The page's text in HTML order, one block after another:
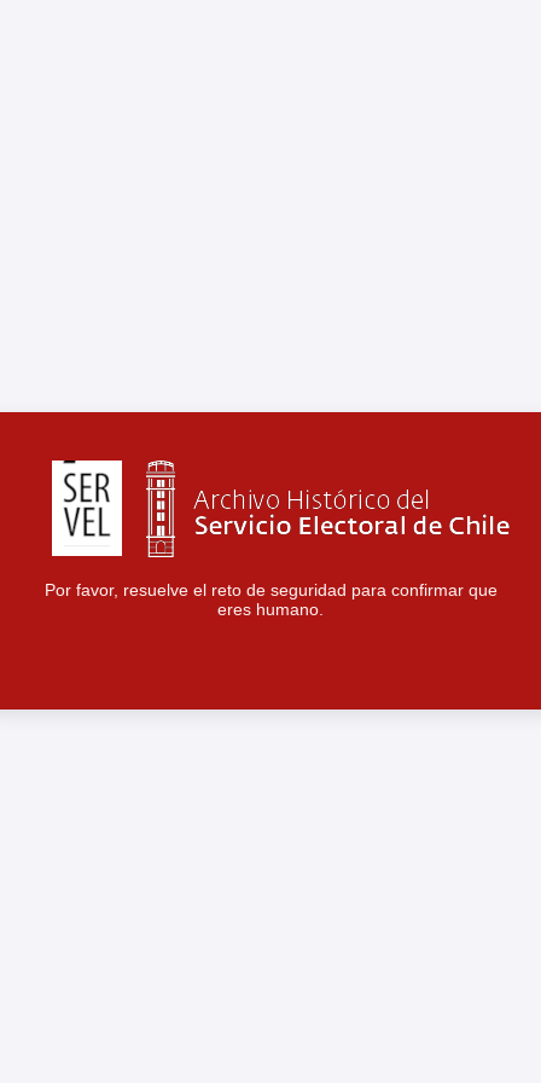
Por favor, resuelve el reto de seguridad para confirmar que
eres humano.